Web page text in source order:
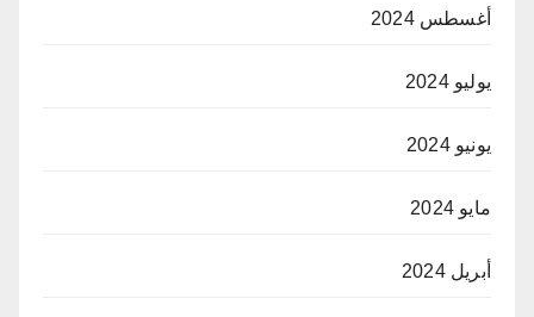
أغسطس 2024
يوليو 2024
يونيو 2024
مايو 2024
أبريل 2024